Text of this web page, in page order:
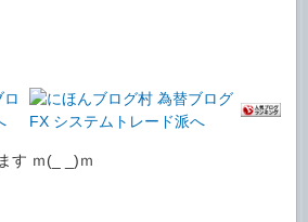
す ｍ(_ _)ｍ